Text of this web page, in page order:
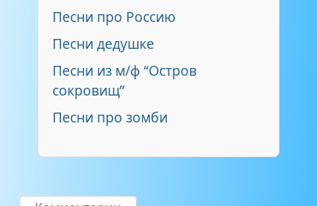
Песни про Россию
Песни дедушке
Песни из м/ф “Остров
сокровищ”
Песни про зомби